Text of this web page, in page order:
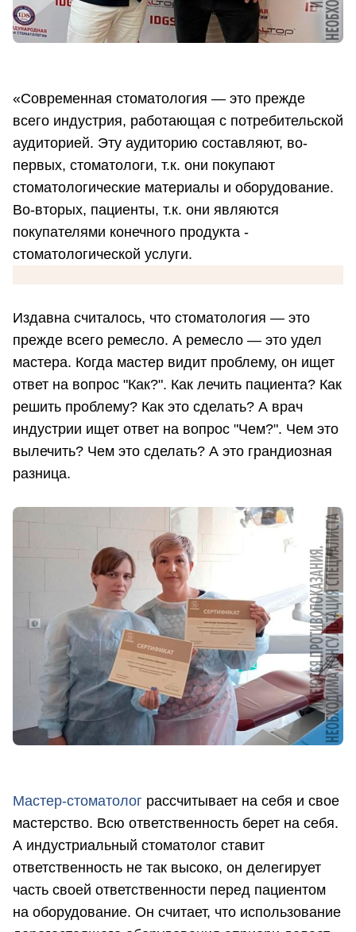
«Современная стоматология — это прежде
всего индустрия, работающая с потребительской
аудиторией. Эту аудиторию составляют, во-
первых, стоматологи, т.к. они покупают
стоматологические материалы и оборудование.
Во-вторых, пациенты, т.к. они являются
покупателями конечного продукта -
стоматологической услуги.
Издавна считалось, что стоматология — это
прежде всего ремесло. А ремесло — это удел
мастера. Когда мастер видит проблему, он ищет
ответ на вопрос "Как?". Как лечить пациента? Как
решить проблему? Как это сделать? А врач
индустрии ищет ответ на вопрос "Чем?". Чем это
вылечить? Чем это сделать? А это грандиозная
разница.
Мастер-стоматолог рассчитывает на себя и свое
мастерство. Всю ответственность берет на себя.
А индустриальный стоматолог ставит
ответственность не так высоко, он делегирует
часть своей ответственности перед пациентом
на оборудование. Он считает, что использование